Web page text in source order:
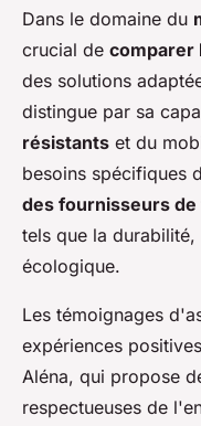
Dans le domaine du
crucial de comparer
des solutions
distingue par sa
résistants et du
besoins spécifiques
des fournisseurs
tels que la
écologique.
Les témoignages
expériences
Aléna, qui propose
respectueuses de